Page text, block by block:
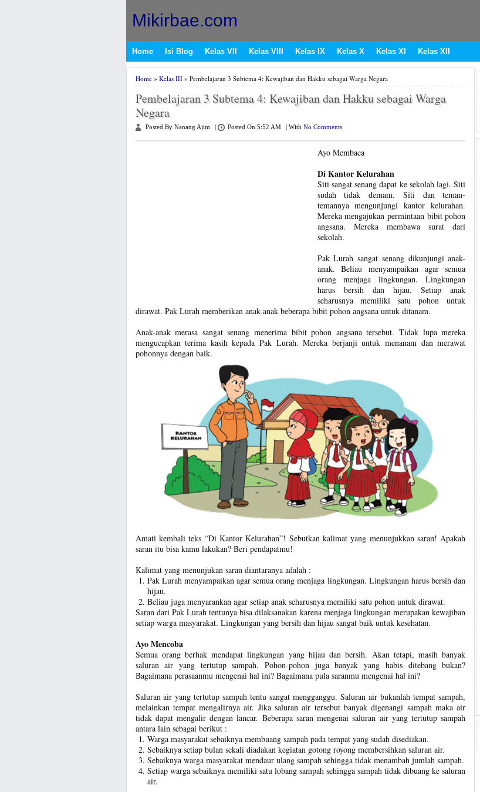
Mikirbae.com
Home Isi Blog Kelas VII Kelas VIII Kelas IX Kelas X Kelas XI Kelas XII
Home» Kelas III» Pembelajaran 3 Subtema 4: Kewajiban dan Hakku sebagai Warga Negara
Pembelajaran 3 Subtema 4: Kewajiban dan Hakku sebagai Warga
Negara
Posted By Nanang Ajim Posted On 5:52 AM With No Comments
Ayo Membaca
Di Kantor Kelurahan
Siti sangat senang dapat ke sekolah lagi. Siti
sudah tidak demam. Siti dan teman-
temannya mengunjungi kantor kelurahan.
Mereka mengajukan permintaan bibit pohon
angsana. Mereka membawa surat dari
sekolah.
Pak Lurah sangat senang dikunjungi anak-
anak. Beliau menyampaikan agar semua
orang menjaga lingkungan. Lingkungan
harus bersih dan hijau. Setiap anak
seharusnya memiliki satu pohon untuk
dirawat. Pak Lurah memberikan anak-anak beberapa bibit pohon angsana untuk ditanam.
Anak-anak merasa sangat senang menerima bibit pohon angsana tersebut. Tidak lupa mereka
mengucapkan terima kasih kepada Pak Lurah. Mereka berjanji untuk menanam dan merawat
pohonnya dengan baik.
Amati kembali teks “Di Kantor Kelurahan”! Sebutkan kalimat yang menunjukkan saran! Apakah
saran itu bisa kamu lakukan? Beri pendapatmu!
Kalimat yang menunjukan saran diantaranya adalah :
Pak Lurah menyampaikan agar semua orang menjaga lingkungan. Lingkungan harus bersih dan
hijau.
Beliau juga menyarankan agar setiap anak seharusnya memiliki satu pohon untuk dirawat.
Saran dari Pak Lurah tentunya bisa dilaksanakan karena menjaga lingkungan merupakan kewajiban
setiap warga masyarakat. Lingkungan yang bersih dan hijau sangat baik untuk kesehatan.
Ayo Mencoba
Semua orang berhak mendapat lingkungan yang hijau dan bersih. Akan tetapi, masih banyak
saluran air yang tertutup sampah. Pohon-pohon juga banyak yang habis ditebang bukan?
Bagaimana perasaanmu mengenai hal ini? Bagaimana pula saranmu mengenai hal ini?
Saluran air yang tertutup sampah tentu sangat mengganggu. Saluran air bukanlah tempat sampah,
melainkan tempat mengalirnya air. Jika saluran air tersebut banyak digenangi sampah maka air
tidak dapat mengalir dengan lancar. Beberapa saran mengenai saluran air yang tertutup sampah
antara lain sebagai berikut :
Warga masyarakat sebaiknya membuang sampah pada tempat yang sudah disediakan.
Sebaiknya setiap bulan sekali diadakan kegiatan gotong royong membersihkan saluran air.
Sebaiknya warga masyarakat mendaur ulang sampah sehingga tidak menambah jumlah sampah.
Setiap warga sebaiknya memiliki satu lobang sampah sehingga sampah tidak dibuang ke saluran
air.